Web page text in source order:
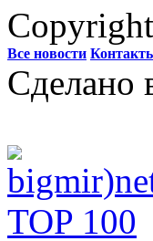
Все новости
Сделано